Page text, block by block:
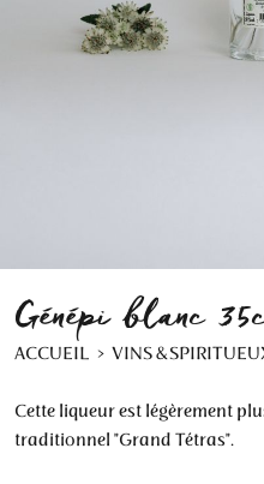
Génépi blanc
ACCUEIL VINS &
Cette liqueur est légèrement
traditionnel "Grand Tétras".